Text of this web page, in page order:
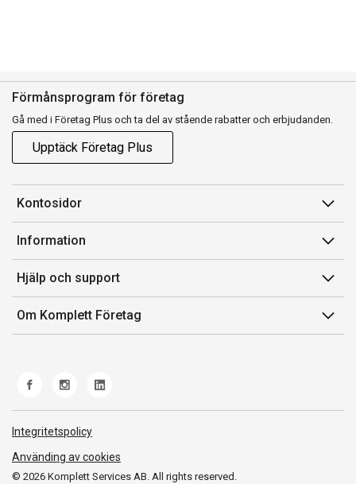
Förmånsprogram för företag
Gå med i Företag Plus och ta del av stående rabatter och erbjudanden.
Upptäck Företag Plus
Kontosidor
Mina sidor
Orderhistorik
Fakturor & Kvitton
Inköpslistor
Information
Försäljningsvillkor
Villkor för Komplett Företag Plus
Felsökning & guider
Hjälp och support
Kontakta oss
Kundservice
Frakt och leverans
Om Komplett Företag
© 2026 Komplett Services AB. All rights reserved.
Integritetspolicy
Använding av cookies